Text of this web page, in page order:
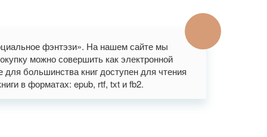
фэнтэзи». На нашем сайте мы
можно совершить как электронной
большинства книг доступен для чтения
в форматах: epub, rtf, txt и fb2.